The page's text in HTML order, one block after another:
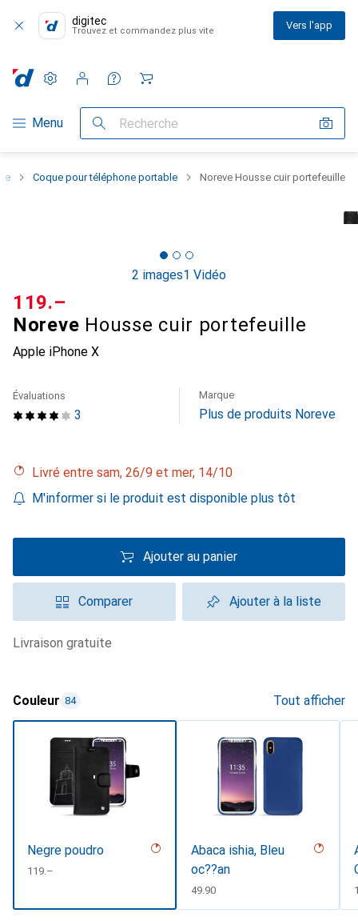
digitec
Trouvez et commandez plus vite Vers l'app
Navigation par catégorie
Menu Recherche
Paramètres
Compte client
Listes de comparaison
Listes d'envies
Panier
Coque pour téléphone portable Noreve Housse cuir portefeuille
2 images1 Vidéo
Noreve Housse cuir portefeuille
Apple iPhone X
CHF
119.–
3
Évaluations Marque
Plus de produits Noreve
Livré entre sam, 26/9 et mer, 14/10
M'informer si le produit est disponible plus tôt
Ajouter au panier
Comparer Ajouter à la liste
livraison gratuite
Couleur 84 Tout afficher
Negre poudro
CHF
119.–
Abaca ishia, Bleu
oc??an
CHF
49.90